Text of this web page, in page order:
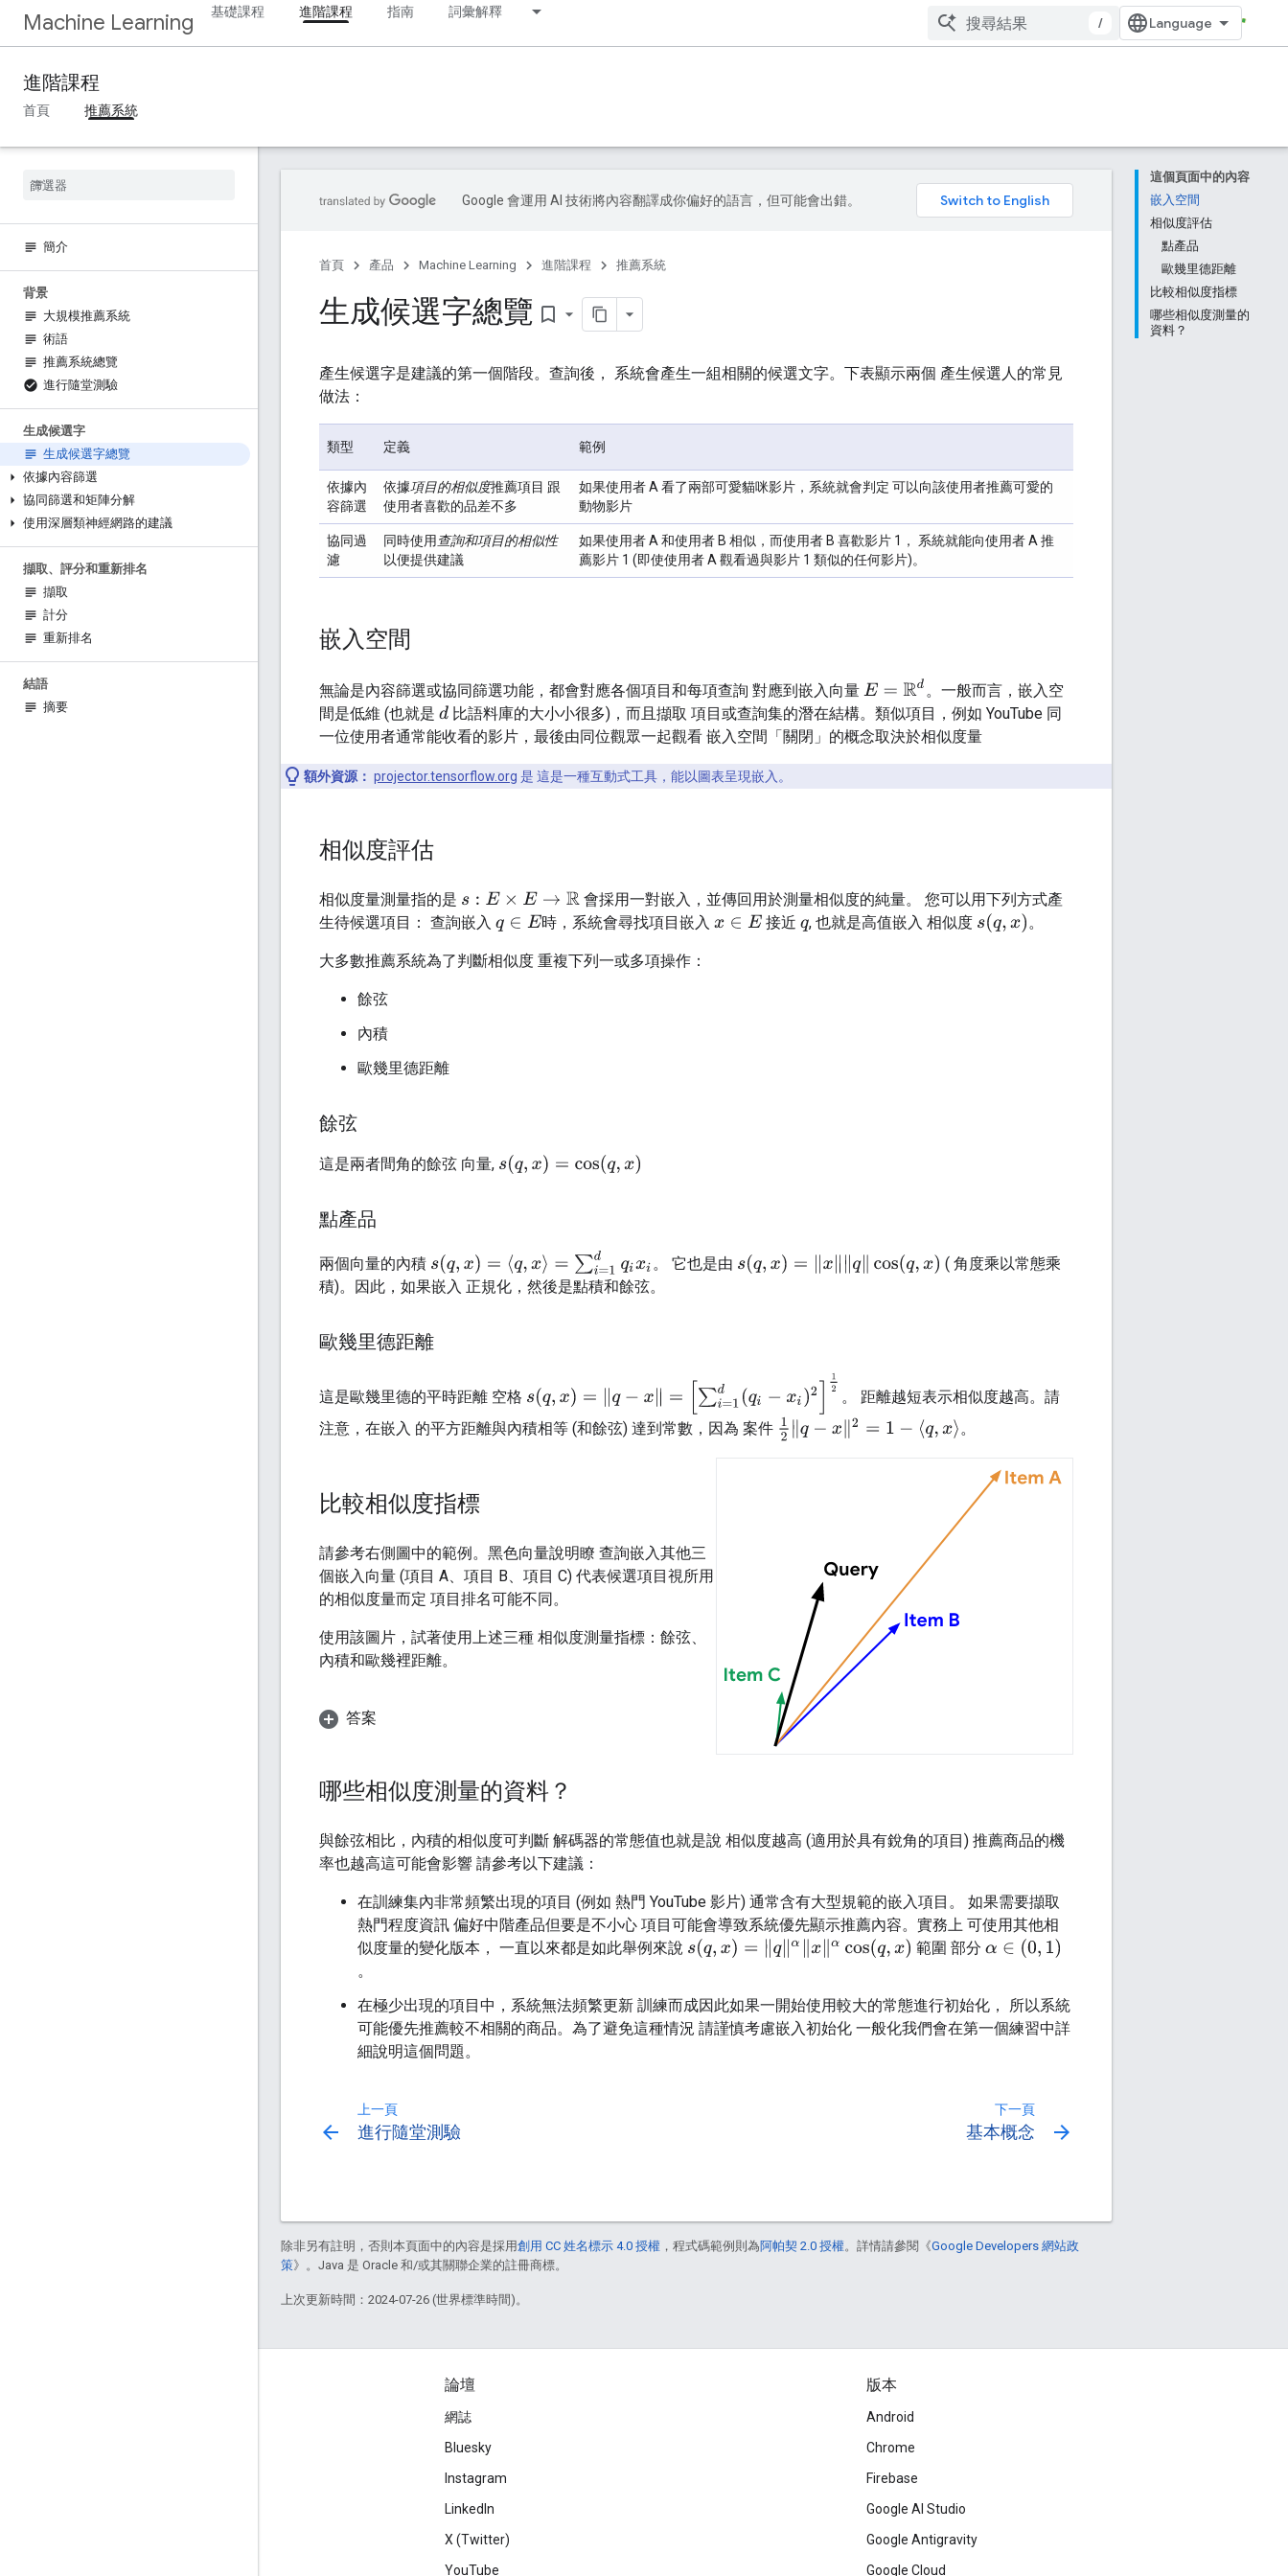
Machine Learning 基礎課程 進階課程 指南 詞彙解釋
/
進階課程
首頁 推薦系統
簡介
背景
大規模推薦系統
術語
推薦系統總覽
進行隨堂測驗
生成候選字
生成候選字總覽
依據內容篩選
協同篩選和矩陣分解
使用深層類神經網路的建議
擷取、評分和重新排名
擷取
計分
重新排名
結語
摘要
這個頁面中的內容
嵌入空間
相似度評估
點產品
歐幾里德距離
比較相似度指標
哪些相似度測量的
資料？
Google 會運用 AI 技術將內容翻譯成你偏好的語言，但可能會出錯。
首頁 產品 Machine Learning 進階課程 推薦系統
生成候選字總覽 bookmark_border
產生候選字是建議的第一個階段。查詢後， 系統會產生一組相關的候選文字。下表顯示兩個 產生候選人的常見
做法：
類型 定義 範例
依據內
容篩選
依據項目的相似度推薦項目 跟
使用者喜歡的品差不多
如果使用者 A 看了兩部可愛貓咪影片，系統就會判定 可以向該使用者推薦可愛的
動物影片
協同過
濾
同時使用 查詢和項目的相似性
以便提供建議
如果使用者 A 和使用者 B 相似，而使用者 B 喜歡影片 1， 系統就能向使用者 A 推
薦影片 1 (即使使用者 A 觀看過與影片 1 類似的任何影片)。
嵌入空間
無論是內容篩選或協同篩選功能，都會對應各個項目和每項查詢 對應到嵌入向量 E= Rd
。一般而言，嵌入空
間是低維 (也就是 d 比語料庫的大小小很多)，而且擷取 項目或查詢集的潛在結構。類似項目，例如 YouTube 同
一位使用者通常能收看的影片，最後由同位觀眾一起觀看 嵌入空間「關閉」的概念取決於相似度量
額外資源： projector.tensorflow.org 是 這是一種互動式工具，能以圖表呈現嵌入。
相似度評估
相似度量測量指的是 s E ×E→R
會採用一對嵌入，並傳回用於測量相似度的純量。 您可以用下列方式產
生待候選項目： 查詢嵌入 q ∈E 時，系統會尋找項目嵌入x∈E 接近q, 也就是高值嵌入 相似度 s(q,x ) 。
大多數推薦系統為了判斷相似度 重複下列一或多項操作：
餘弦
內積
歐幾里德距離
餘弦
這是兩者間角的餘弦 向量, s(q,x )=cos q,x)
點產品
兩個向量的內積 s(q, )=⟨ q,x =∑ =1d qix i 。 它也是由 s(q,x )= ‖ x‖ q‖ cos( ,x)
( 角度乘以常態乘
積)。因此，如果嵌入 正規化，然後是點積和餘弦。
歐幾里德距離
這是歐幾里德的平時距離 空格
q = x‖ d xi)2 ]1
。 距離越短表示相似度越高。請
注意，在嵌入 的平方距離與內積相等 (和餘弦) 達到常數，因為 案件 12 ‖q −x ‖2 =1 −⟨q ,x ⟩ 。
比較相似度指標
請參考右側圖中的範例。黑色向量說明瞭 查詢嵌入其他三
個嵌入向量 (項目 A、項目 B、項目 C) 代表候選項目視所用
的相似度量而定 項目排名可能不同。
使用該圖片，試著使用上述三種 相似度測量指標：餘弦、
內積和歐幾裡距離。
答案
哪些相似度測量的資料？
與餘弦相比，內積的相似度可判斷 解碼器的常態值也就是說 相似度越高 (適用於具有銳角的項目) 推薦商品的機
率也越高這可能會影響 請參考以下建議：
在訓練集內非常頻繁出現的項目 (例如 熱門 YouTube 影片) 通常含有大型規範的嵌入項目。 如果需要擷取
熱門程度資訊 偏好中階產品但要是不小心 項目可能會導致系統優先顯示推薦內容。實務上 可使用其他相
似度量的變化版本， 一直以來都是如此舉例來說 s(q,x )= ‖ q‖ α ‖x ‖α cos q x) 範圍 部分 α∈(0 ,1)
。
在極少出現的項目中，系統無法頻繁更新 訓練而成因此如果一開始使用較大的常態進行初始化， 所以系統
可能優先推薦較不相關的商品。為了避免這種情況 請謹慎考慮嵌入初始化 一般化我們會在第一個練習中詳
細說明這個問題。
上一頁
arrow_back 進行隨堂測驗
下一頁
基本概念 arrow_forward
除非另有註明，否則本頁面中的內容是採用創用 CC 姓名標示 4.0 授權 ，程式碼範例則為阿帕契 2.0 授權。詳情請參閱《Google Developers 網站政
策》。Java 是 Oracle 和/或其關聯企業的註冊商標。
上次更新時間：2024-07-26 (世界標準時間)。
論壇
網誌
Bluesky
Instagram
LinkedIn
X (Twitter)
YouTube
版本
Android
Chrome
Firebase
Google AI Studio
Google Antigravity
Google Cloud